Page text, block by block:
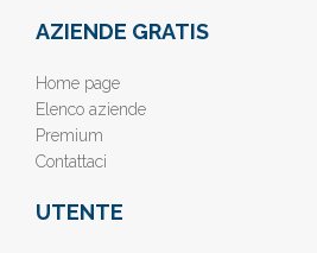
AZIENDE GRATIS
Home page
Elenco aziende
Premium
Contattaci
UTENTE